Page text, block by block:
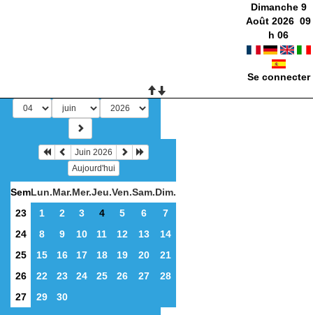
Dimanche 9
Août 2026 09
h06
Se connecter
Juin 2026
Aujourd'hui
SemLun.Mar.Mer.Jeu.Ven.Sam.Dim.
23
1 2 3 4 5 6
7
24
8 9 10 11 12 13
14
25
15 16 17 18 19 20
21
26
22 23 24 25 26 27
28
27
29 30